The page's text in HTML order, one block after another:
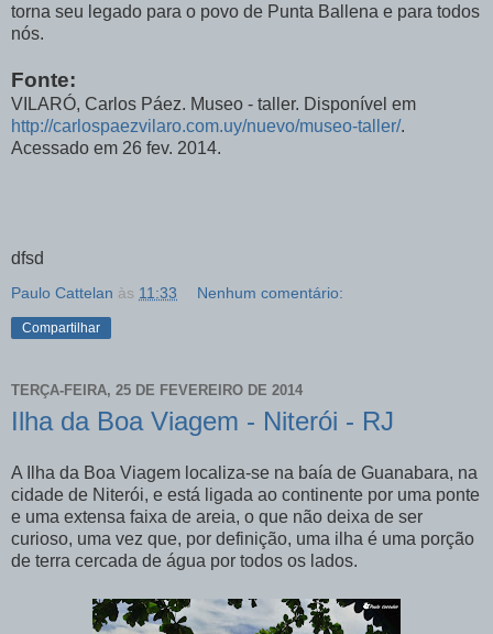
torna seu legado para o povo de Punta Ballena e para todos
nós.
Fonte:
VILARÓ, Carlos Páez. Museo - taller. Disponível em
http://carlospaezvilaro.com.uy/nuevo/museo-taller/.
Acessado em 26 fev. 2014.
dfsd
Paulo Cattelan às 11:33 Nenhum comentário:
Compartilhar
TERÇA-FEIRA, 25 DE FEVEREIRO DE 2014
Ilha da Boa Viagem - Niterói - RJ
A Ilha da Boa Viagem localiza-se na baía de Guanabara, na
cidade de Niterói, e está ligada ao continente por uma ponte
e uma extensa faixa de areia, o que não deixa de ser
curioso, uma vez que, por definição, uma ilha é uma porção
de terra cercada de água por todos os lados.